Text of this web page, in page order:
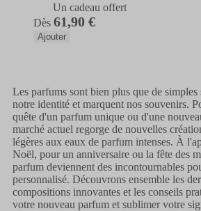
Un cadeau offert
Dès 61,90 €
Ajouter
Les parfums sont bien plus que de
notre identité et marquent nos souvenirs.
quête d'un parfum unique ou d'une
marché actuel regorge de nouvelles
légères aux eaux de parfum intenses. À
Noël, pour un anniversaire ou la fête des
parfum deviennent des incontournables
personnalisé. Découvrons ensemble les
compositions innovantes et les conseils
votre nouveau parfum et sublimer votre